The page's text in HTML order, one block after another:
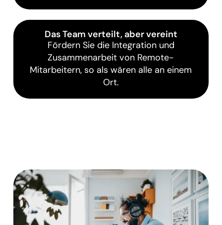
Das Team verteilt, aber vereint
Fördern Sie die Integration und
Zusammenarbeit von Remote-
Mitarbeitern, so als wären alle an einem
Ort.